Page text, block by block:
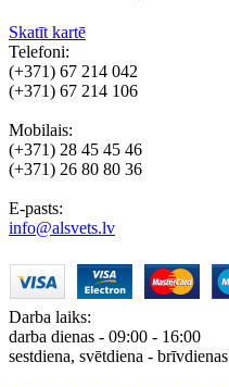
Skatīt kartē
Telefoni:
(+371) 67 214 042
(+371) 67 214 106
Mobilais:
(+371) 28 45 45 46
(+371) 26 80 80 36
E-pasts:
info@alsvets.lv
Darba laiks:
darba dienas - 09:00 - 16:00
sestdiena, svētdiena - brīvdienas